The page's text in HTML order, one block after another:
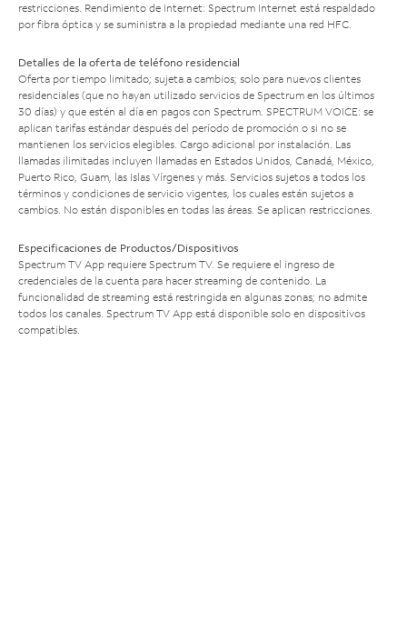
restricciones. Rendimiento de Internet: Spectrum Internet está respaldado
por fibra óptica y se suministra a la propiedad mediante una red HFC.
Detalles de la oferta de teléfono residencial
Oferta por tiempo limitado; sujeta a cambios; solo para nuevos clientes
residenciales (que no hayan utilizado servicios de Spectrum en los últimos
30 días) y que estén al día en pagos con Spectrum. SPECTRUM VOICE: se
aplican tarifas estándar después del período de promoción o si no se
mantienen los servicios elegibles. Cargo adicional por instalación. Las
llamadas ilimitadas incluyen llamadas en Estados Unidos, Canadá, México,
Puerto Rico, Guam, las Islas Vírgenes y más. Servicios sujetos a todos los
términos y condiciones de servicio vigentes, los cuales están sujetos a
cambios. No están disponibles en todas las áreas. Se aplican restricciones.
Especificaciones de Productos/Dispositivos
Spectrum TV App requiere Spectrum TV. Se requiere el ingreso de
credenciales de la cuenta para hacer streaming de contenido. La
funcionalidad de streaming está restringida en algunas zonas; no admite
todos los canales. Spectrum TV App está disponible solo en dispositivos
compatibles.